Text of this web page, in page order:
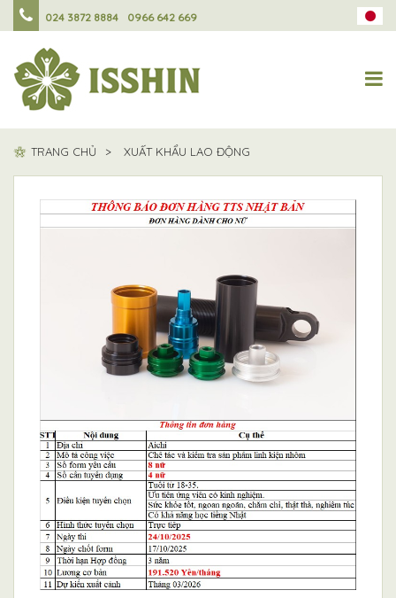
024 3872 8884 0966 642 669
TRANG CHỦ XUẤT KHẨU LAO ĐỘNG